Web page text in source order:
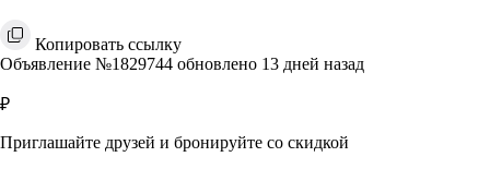
Копировать ссылку
Объявление №1829744 обновлено 13 дней назад
₽
Приглашайте друзей и бронируйте со скидкой